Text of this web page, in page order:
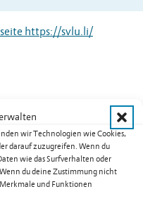
wir Technologien wie Cookies,
darauf zuzugreifen. Wenn du
wie das Surfverhalten oder
du deine Zustimmung nicht
und Funktionen
https://svlu.li/
in